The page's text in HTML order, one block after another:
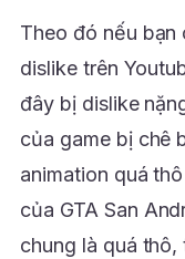
Theo đó nếu bạn
dislike trên
đây bị dislike
của game bị chê
animation quá
của GTA San
chung là quá